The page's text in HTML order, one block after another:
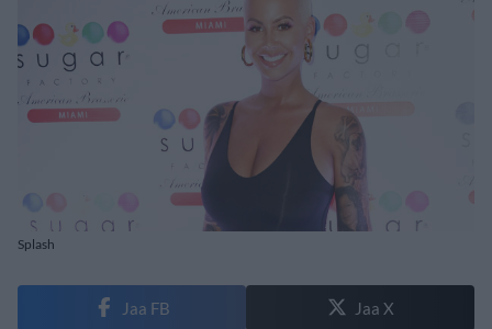
Splash
Jaa FB Jaa X